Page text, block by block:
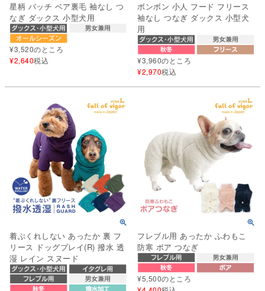
星柄 パッチ ベア裏毛 袖なし つ
なぎ ダックス 小型犬用
¥3,520のところ
¥2,640税込
ボンボン 小人 フード フリース
袖なし つなぎ ダックス 小型犬
用
¥3,960のところ
¥2,970税込
着ぶくれしない あったか 裏 フ
リース ドッグプレイ(R) 撥水 透
湿 レイン スヌード
フレブル用 あったか ふわもこ
防寒 ボア つなぎ
¥5,500のところ